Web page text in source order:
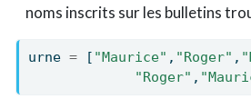
noms inscrits sur les bulletins
urne = [ "Maurice" , "Roger" ,
"Roger" ,